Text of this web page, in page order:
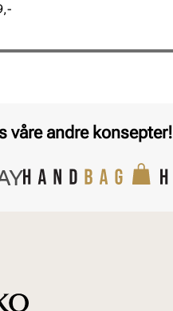
våre andre konsepter!